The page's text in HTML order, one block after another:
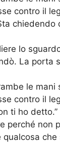
contro il
chiedendo
lo
La porta
le mani
contro il
ti ho detto.”
perché non
che